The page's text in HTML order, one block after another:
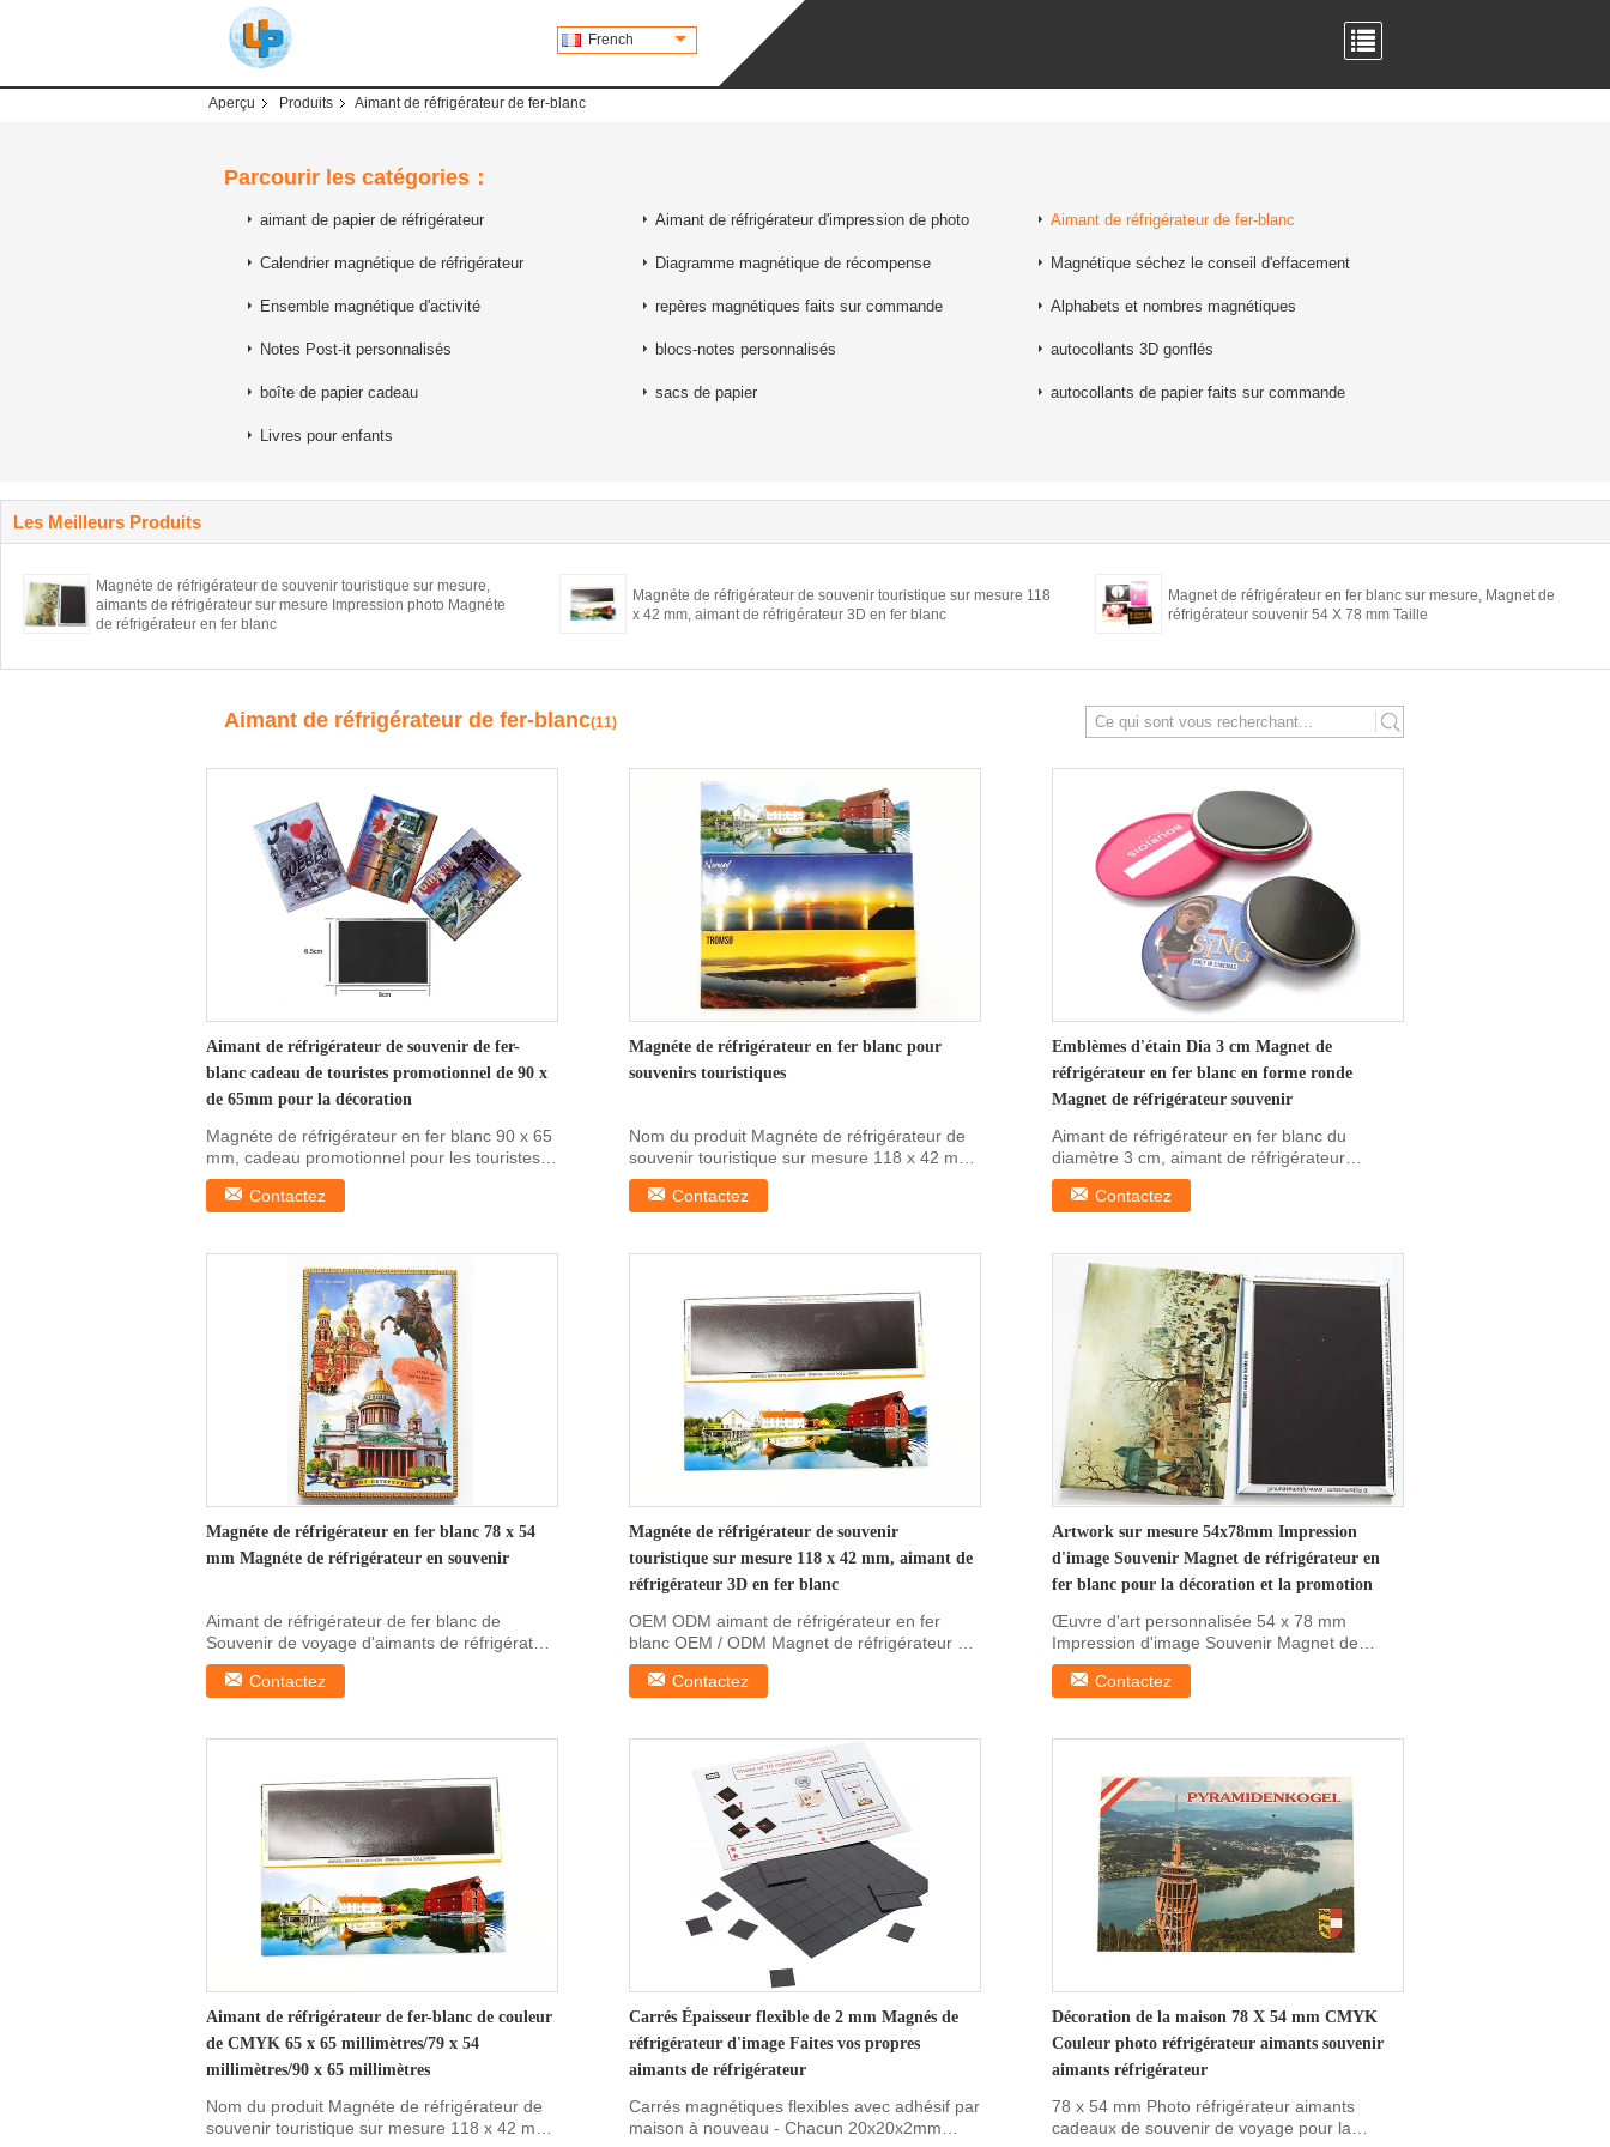
French
Aperçu Produits Aimant de réfrigérateur de fer-blanc
Parcourir les catégories：
aimant de papier de réfrigérateur Aimant de réfrigérateur d'impression de photo Aimant de réfrigérateur de fer-blanc
Calendrier magnétique de réfrigérateur Diagramme magnétique de récompense Magnétique séchez le conseil d'effacement
Ensemble magnétique d'activité repères magnétiques faits sur commande Alphabets et nombres magnétiques
Notes Post-it personnalisés blocs-notes personnalisés autocollants 3D gonflés
boîte de papier cadeau sacs de papier autocollants de papier faits sur commande
Livres pour enfants
Les Meilleurs Produits
Magnéte de réfrigérateur de souvenir touristique sur mesure,
aimants de réfrigérateur sur mesure Impression photo Magnéte
de réfrigérateur en fer blanc
Magnéte de réfrigérateur de souvenir touristique sur mesure 118
x 42 mm, aimant de réfrigérateur 3D en fer blanc
Magnet de réfrigérateur en fer blanc sur mesure, Magnet de
réfrigérateur souvenir 54 X 78 mm Taille
Aimant de réfrigérateur de fer-blanc(11) search
Aimant de réfrigérateur de souvenir de fer-
blanc cadeau de touristes promotionnel de 90 x
de 65mm pour la décoration
Magnéte de réfrigérateur en fer blanc 90 x 65
mm, cadeau promotionnel pour les touristes
Magnéte ...
Contactez
Magnéte de réfrigérateur en fer blanc pour
souvenirs touristiques
Nom du produit Magnéte de réfrigérateur de
souvenir touristique sur mesure 118 x 42 mm,
aimant de r...
Contactez
Emblèmes d'étain Dia 3 cm Magnet de
réfrigérateur en fer blanc en forme ronde
Magnet de réfrigérateur souvenir
Aimant de réfrigérateur en fer blanc du
diamètre 3 cm, aimant de réfrigérateur
souvenir de forme ...
Contactez
Magnéte de réfrigérateur en fer blanc 78 x 54
mm Magnéte de réfrigérateur en souvenir
Aimant de réfrigérateur de fer blanc de
Souvenir de voyage d'aimants de réfrigérateur
d'image pour ...
Contactez
Magnéte de réfrigérateur de souvenir
touristique sur mesure 118 x 42 mm, aimant de
réfrigérateur 3D en fer blanc
OEM ODM aimant de réfrigérateur en fer
blanc OEM / ODM Magnet de réfrigérateur en
fer blanc, Magnet ...
Contactez
Artwork sur mesure 54x78mm Impression
d'image Souvenir Magnet de réfrigérateur en
fer blanc pour la décoration et la promotion
Œuvre d'art personnalisée 54 x 78 mm
Impression d'image Souvenir Magnet de
réfrigérateur en fer ...
Contactez
Aimant de réfrigérateur de fer-blanc de couleur
de CMYK 65 x 65 millimètres/79 x 54
millimètres/90 x 65 millimètres
Nom du produit Magnéte de réfrigérateur de
souvenir touristique sur mesure 118 x 42 mm,
Carrés Épaisseur flexible de 2 mm Magnés de
réfrigérateur d'image Faites vos propres
aimants de réfrigérateur
Carrés magnétiques flexibles avec adhésif par
maison à nouveau - Chacun 20x20x2mm
Décoration de la maison 78 X 54 mm CMYK
Couleur photo réfrigérateur aimants souvenir
aimants réfrigérateur
78 x 54 mm Photo réfrigérateur aimants
cadeaux de souvenir de voyage pour la